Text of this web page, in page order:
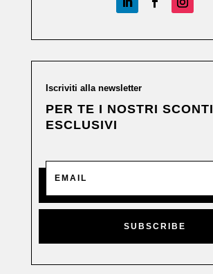
Iscriviti alla newsletter
PER TE I NOSTRI SCONTI
ESCLUSIVI
SUBSCRIBE